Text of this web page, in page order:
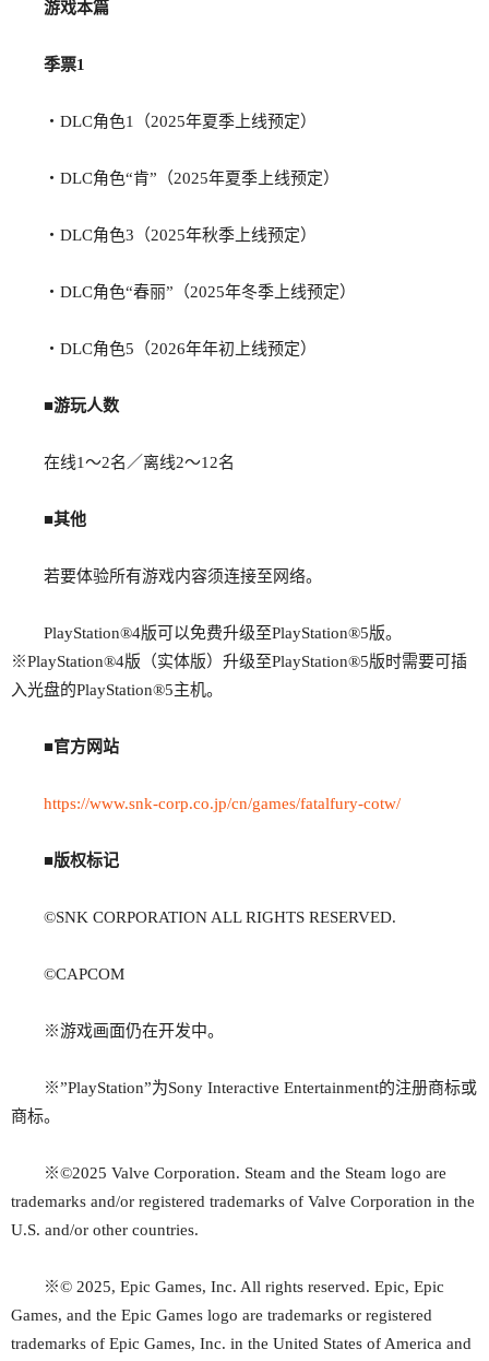
游戏本篇
季票1
・DLC角色1（2025年夏季上线预定）
・DLC角色“肯”（2025年夏季上线预定）
・DLC角色3（2025年秋季上线预定）
・DLC角色“春丽”（2025年冬季上线预定）
・DLC角色5（2026年年初上线预定）
■游玩人数
在线1～2名／离线2～12名
■其他
若要体验所有游戏内容须连接至网络。
PlayStation®4版可以免费升级至PlayStation®5版。
※PlayStation®4版（实体版）升级至PlayStation®5版时需要可插
入光盘的PlayStation®5主机。
■官方网站
https://www.snk-corp.co.jp/cn/games/fatalfury-cotw/
■版权标记
©SNK CORPORATION ALL RIGHTS RESERVED.
©CAPCOM
※游戏画面仍在开发中。
※”PlayStation”为Sony Interactive Entertainment的注册商标或
商标。
※©2025 Valve Corporation. Steam and the Steam logo are
trademarks and/or registered trademarks of Valve Corporation in the
U.S. and/or other countries.
※© 2025, Epic Games, Inc. All rights reserved. Epic, Epic
Games, and the Epic Games logo are trademarks or registered
trademarks of Epic Games, Inc. in the United States of America and